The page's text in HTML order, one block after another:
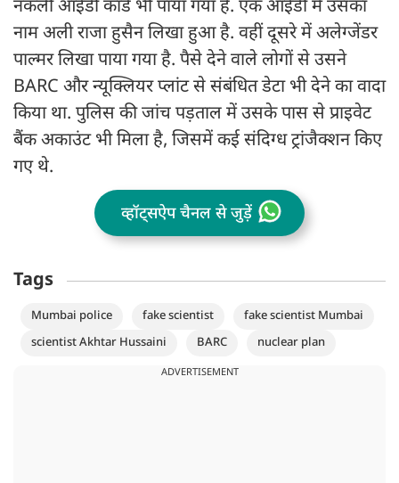
नकली आईडी कार्ड भी पाया गया है. एक आईडी में उसका
नाम अली राजा हुसैन लिखा हुआ है. वहीं दूसरे में अलेग्जेंडर
पाल्मर लिखा पाया गया है. पैसे देने वाले लोगों से उसने
BARC और न्यूक्लियर प्लांट से संबंधित डेटा भी देने का वादा
किया था. पुलिस की जांच पड़ताल में उसके पास से प्राइवेट
बैंक अकाउंट भी मिला है, जिसमें कई संदिग्ध ट्रांजैक्शन किए
गए थे.
व्हॉट्सऐप चैनल से जुड़ें
Tags
Mumbai police fake scientist
fake scientist Mumbai
scientist Akhtar Hussaini
BARC nuclear plan
ADVERTISEMENT